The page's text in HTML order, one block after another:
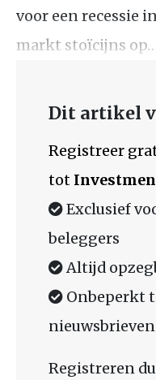
voor een recessie
markt stoïcijns
Dit artikel
Registreer
tot
Exclusief
beleggers
Altijd
Onbeperkt
Registreren